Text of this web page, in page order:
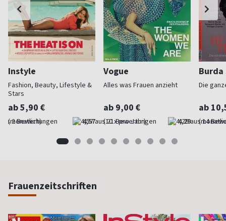
Instyle
Fashion, Beauty, Lifestyle &
Stars
ab 5,90 €
(monatlich) 4,57
Vogue
Alles was Frauen anzieht
ab 9,00 €
(10 x pro Jahr) 4,29
Burda
Die
ab
Frauenzeitschriften